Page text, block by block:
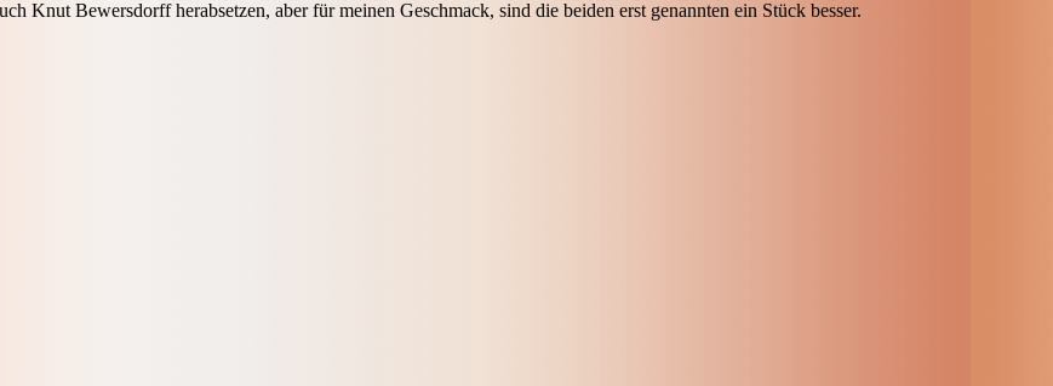
Knut Bewersdorff herabsetzen, aber für meinen Geschmack, sind die beiden erst genannten ein Stück besser.